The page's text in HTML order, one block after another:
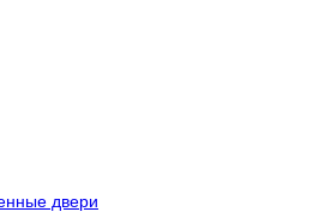
двери